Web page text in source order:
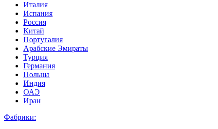
Италия
Испания
Россия
Китай
Португалия
Арабские Эмираты
Турция
Германия
Польша
Индия
ОАЭ
Иран
Фабрики: